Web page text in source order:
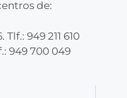
de:
949 211 610
949 700 049